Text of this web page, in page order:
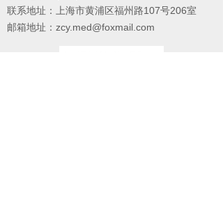
联系地址：上海市黄浦区福州路107号206室
邮箱地址：zcy.med@foxmail.com